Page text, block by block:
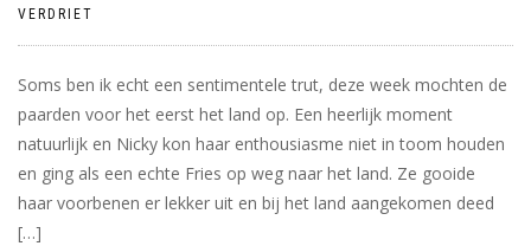
VERDRIET
Soms ben ik echt een sentimentele trut, deze week mochten de
paarden voor het eerst het land op. Een heerlijk moment
natuurlijk en Nicky kon haar enthousiasme niet in toom houden
en ging als een echte Fries op weg naar het land. Ze gooide
haar voorbenen er lekker uit en bij het land aangekomen deed
[…]